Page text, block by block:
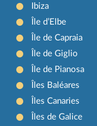
Ibiza
Île d’Elbe
Île de Capraia
Île de Giglio
Île de Pianosa
Îles Baléares
Îles Canaries
Îles de Galice